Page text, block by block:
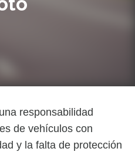
responsabilidad
de vehículos con
y la falta de protección